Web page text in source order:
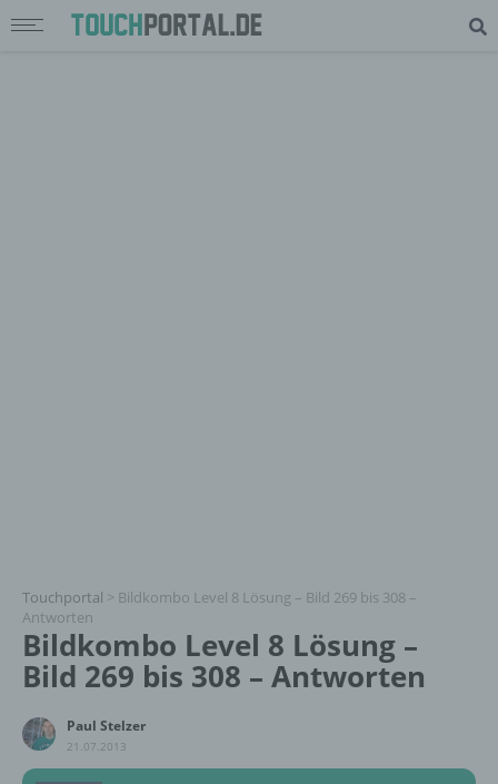
Touchportal > Bildkombo Level 8 Lösung – Bild 269 bis 308 –
Antworten
Bildkombo Level 8 Lösung –
Bild 269 bis 308 – Antworten
Paul Stelzer
21.07.2013